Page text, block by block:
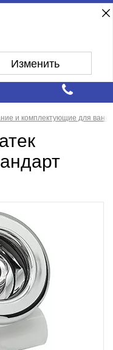
Изменить
и комплектующие для ванн